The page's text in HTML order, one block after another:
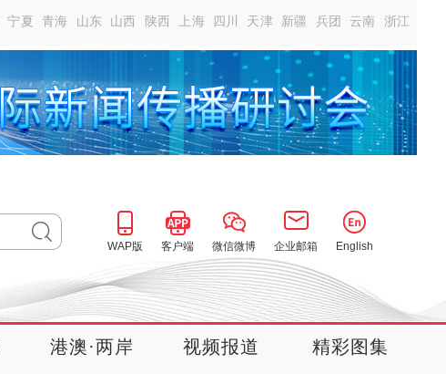
宁夏 青海 山东 山西 陕西 上海 四川 天津 新疆 兵团 云南 浙江
WAP版 客户端 微信微博 企业邮箱 English
港澳·两岸 视频报道 精彩图集